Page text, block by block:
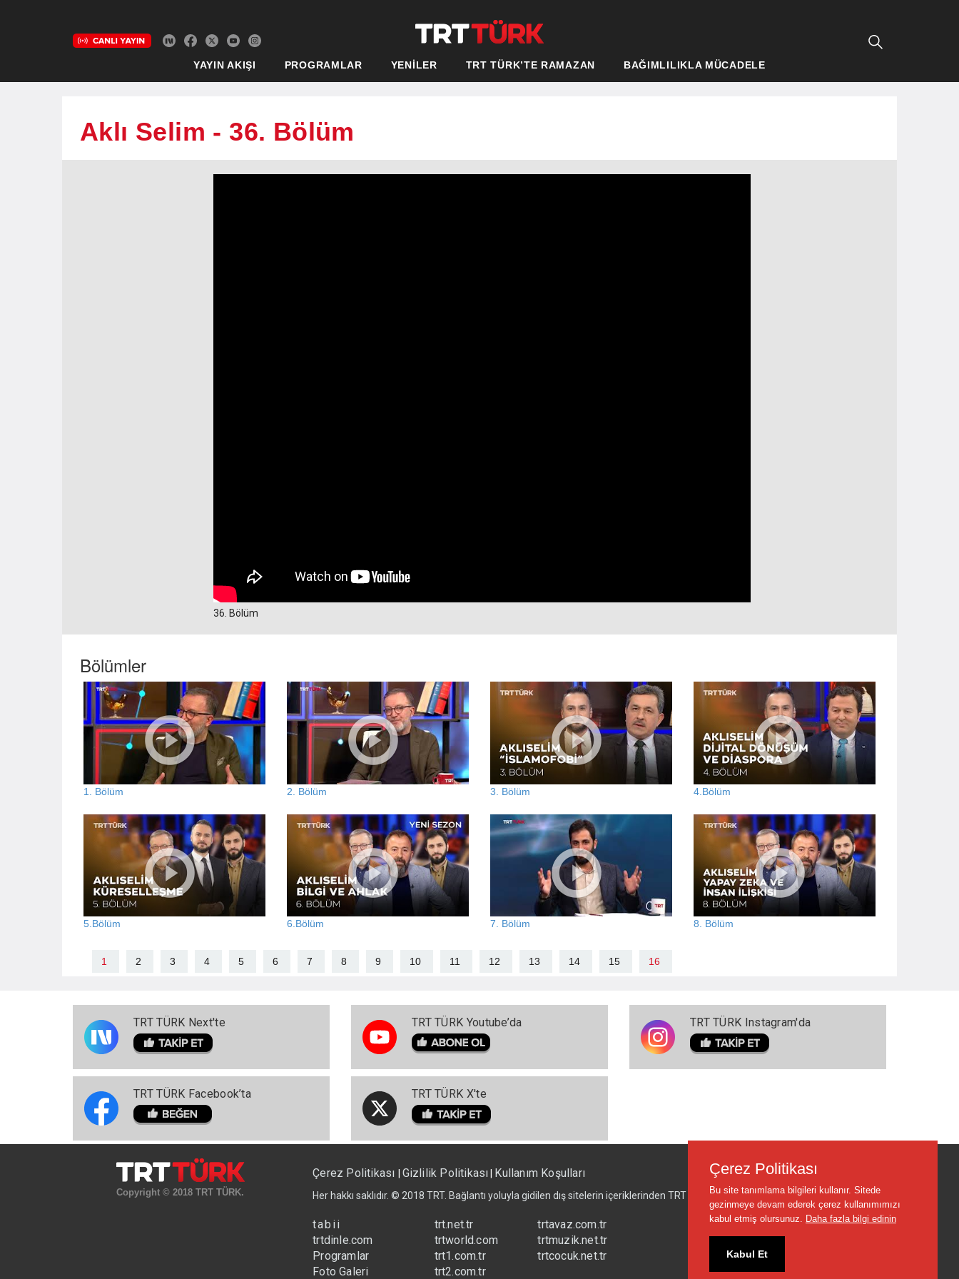
YAYIN AKIŞI PROGRAMLAR YENİLER TRT TÜRK’TE RAMAZAN BAĞIMLILIKLA MÜCADELE
Aklı Selim - 36. Bölüm
36. Bölüm
Bölümler
1. Bölüm 2. Bölüm 3. Bölüm 4.Bölüm
5.Bölüm 6.Bölüm 7. Bölüm 8. Bölüm
1 2 3 4 5 6 7 8 9 10 11 12 13 14 15 16
TRT TÜRK Next'te
TRT TÜRK Facebook’ta
TRT TÜRK Youtube’da
TRT TÜRK X'te
TRT TÜRK Instagram'da
Copyright © 2018 TRT TÜRK.
Çerez Politikası Gizlilik Politikası Kullanım Koşulları
Her hakkı saklıdır. © 2018 TRT. Bağlantı yoluyla gidilen dış sitelerin içeriklerinden TRT sorumlu değildir.
tabii
trtdinle.com
Programlar
Foto Galeri
trt.net.tr
trtworld.com
trt1.com.tr
trt2.com.tr
trtavaz.com.tr
trtmuzik.net.tr
trtcocuk.net.tr
Çerez Politikası
Bu site tanımlama bilgileri kullanır. Sitede
gezinmeye devam ederek çerez kullanımımızı
kabul etmiş olursunuz. Daha fazla bilgi edinin
Kabul Et